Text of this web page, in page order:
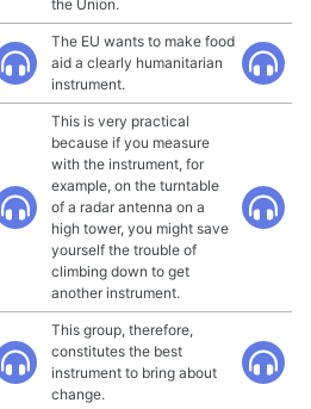
the Union.
The EU wants to make food
aid a clearly humanitarian
instrument.
This is very practical
because if you measure
with the instrument, for
example, on the turntable
of a radar antenna on a
high tower, you might save
yourself the trouble of
climbing down to get
another instrument.
This group, therefore,
constitutes the best
instrument to bring about
change.